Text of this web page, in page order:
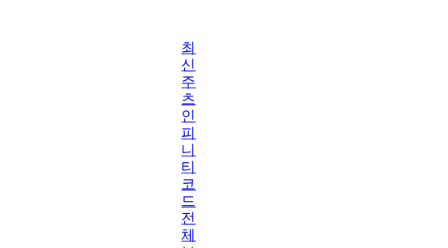
최
신
주
츠
인
피
니
티
코
드
전
체